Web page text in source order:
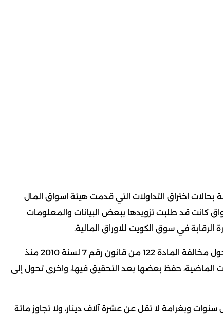
اختراق التداولات التي قدمت هيئة اسواق المال
كانت قد طلبت تزويدها ببعض البيانات والمعلومات
الرقابة في سوق الكويت للاوراق المالية.
وقالت المصادر إن هناك نحو 3 بلاغات حولت الى النيابة، تدور حول مخالفة المادة 122 من قانون رقم 7 لسنة 2010 منذ
الماضية، حفظ بعضها بعد التحقيق فيها، واخرى تحول إلى
خمس سنوات وبغرامة لا تقل عن عشرة آلاف دينار، ولا تجاوز مائة